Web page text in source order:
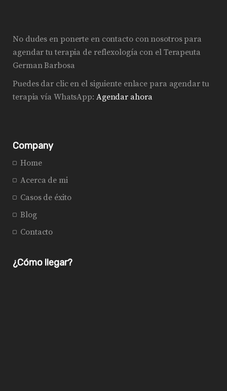
No dudes en ponerte en contacto con nosotros para
agendar tu terapia de reflexología con el Terapeuta
German Barbosa
Puedes dar clic en el siguiente enlace para agendar tu
terapia vía WhatsApp: Agendar ahora
Company
Home
Acerca de mi
Casos de éxito
Blog
Contacto
¿Cómo llegar?